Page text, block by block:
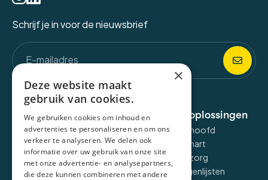
Schrijf je in voor de nieuwsbrief
Over de applicatie
Liv omgeving
Liv Talk
Liv dashboard
E-health oplossingen
Liv voor het hoofd
Liv voor het hart
Liv voor zelfzorg
Liv voor vragenlijsten
×
Deze website maakt
gebruik van cookies.
We gebruiken cookies om inhoud en
advertenties te personaliseren en om ons
verkeer te analyseren. We delen ook
informatie over uw gebruik van onze site
met onze advertentie- en analysepartners,
die deze kunnen combineren met andere